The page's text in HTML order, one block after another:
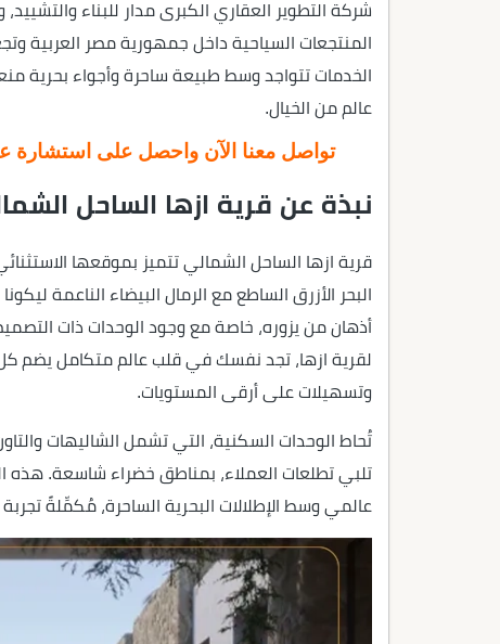
شركة التطوير العقاري الكبرى مدار للبناء
المنتجعات السياحية داخل جمهورية مصر العربية
الخدمات تتواجد وسط طبيعة ساحرة وأجواء بحرية
عالم من الخيال.
تواصل معنا الآن واحصل على استشارة
نبذة عن قرية ازها الساحل
قرية ازها الساحل الشمالي تتميز بموقعها
البحر الأزرق الساطع مع الرمال البيضاء الناعمة
أذهان من يزوره، خاصة مع وجود الوحدات ذات
لقرية ازها، تجد نفسك في قلب عالم متكامل يضم
وتسهيلات على أرقى المستويات.
تُحاط الوحدات السكنية، التي تشمل الشاليهات
تلبي تطلعات العملاء، بمناطق خضراء شاسعة.
عالمي وسط الإطلالات البحرية الساحرة، مُكمِّلةً